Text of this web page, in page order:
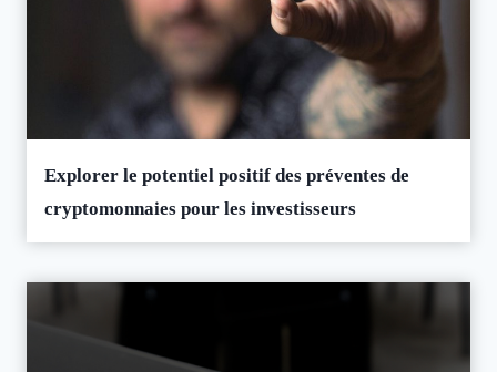
Explorer le potentiel positif des préventes de
cryptomonnaies pour les investisseurs